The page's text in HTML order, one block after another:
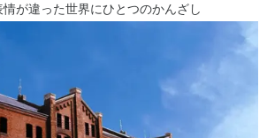
が違った世界にひとつのかんざし